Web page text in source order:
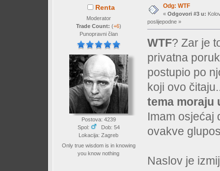
Renta
Moderator
Trade Count: (+6)
Punopravni član
Postova: 4239
Spol:
Dob: 54
Lokacija: Zagreb
Only true wisdom is in knowing
you know nothing
Odg: WTF
« Odgovori #3 u:
poslijepodne »
WTF? Zar je
privatna
postupio po
koji ovo
tema moraju
Imam osjećaj
ovakve
Naslov je